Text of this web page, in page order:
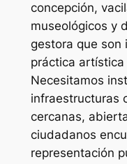
concepción,
museológicos y
gestora que son
práctica
Necesitamos
infraestructuras
cercanas,
ciudadanos
representación